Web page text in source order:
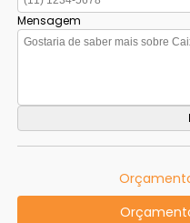
Mensagem